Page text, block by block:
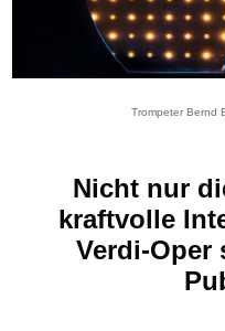
Trompeter Bernd
Nicht nur
kraftvolle
Verdi-Oper